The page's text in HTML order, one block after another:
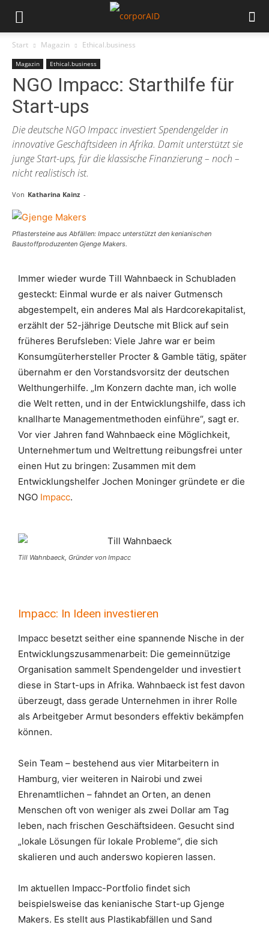
Start Magazin Ethical.business
Magazin Ethical.business
NGO Impacc: Starthilfe für
Start-ups
Die deutsche NGO Impacc investiert Spendengelder in
innovative Geschäftsideen in Afrika. Damit unterstützt sie
junge Start-ups, für die klassische Finanzierung – noch –
nicht realistisch ist.
Von Katharina Kainz -
Pflastersteine aus Abfällen: Impacc unterstützt den kenianischen
Baustoffproduzenten Gjenge Makers.
Immer wieder wurde Till Wahnbaeck in Schubladen
gesteckt: Einmal wurde er als naiver Gutmensch
abgestempelt, ein anderes Mal als Hardcorekapitalist,
erzählt der 52-jährige Deutsche mit Blick auf sein
früheres Berufsleben: Viele Jahre war er beim
Konsumgüterhersteller Procter & Gamble tätig, später
übernahm er den Vorstandsvorsitz der deutschen
Welthungerhilfe. „Im Konzern dachte man, ich wolle
die Welt retten, und in der Entwicklungshilfe, dass ich
knallharte Managementmethoden einführe“, sagt er.
Vor vier Jahren fand Wahnbaeck eine Möglichkeit,
Unternehmertum und Weltrettung reibungsfrei unter
einen Hut zu bringen: Zusammen mit dem
Entwicklungshelfer Jochen Moninger gründete er die
NGO Impacc.
Till Wahnbaeck, Gründer von Impacc
Impacc: In Ideen investieren
Impacc besetzt seither eine spannende Nische in der
Entwicklungszusammenarbeit: Die gemeinnützige
Organisation sammelt Spendengelder und investiert
diese in Start-ups in Afrika. Wahnbaeck ist fest davon
überzeugt, dass gerade Unternehmen in ihrer Rolle
als Arbeitgeber Armut besonders effektiv bekämpfen
können.
Sein Team – bestehend aus vier Mitarbeitern in
Hamburg, vier weiteren in Nairobi und zwei
Ehrenamtlichen – fahndet an Orten, an denen
Menschen oft von weniger als zwei Dollar am Tag
leben, nach frischen Geschäftsideen. Gesucht sind
„lokale Lösungen für lokale Probleme“, die sich
skalieren und auch anderswo kopieren lassen.
Im aktuellen Impacc-Portfolio findet sich
beispielsweise das kenianische Start-up Gjenge
Makers. Es stellt aus Plastikabfällen und Sand